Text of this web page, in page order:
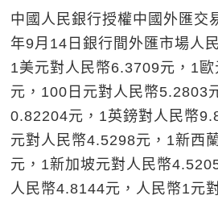
中國人民銀行授權中國外匯交
年9月14日銀行間外匯市場人
1美元對人民幣6.3709元，1
元，100日元對人民幣5.2803
0.82204元，1英鎊對人民幣
元對人民幣4.5298元，1新西
元，1新加坡元對人民幣
人民幣4.8144元，人民幣1元